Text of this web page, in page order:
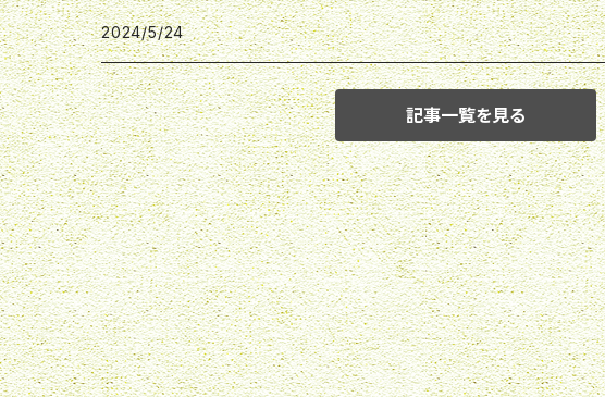
2024/5/24
記事一覧を見る